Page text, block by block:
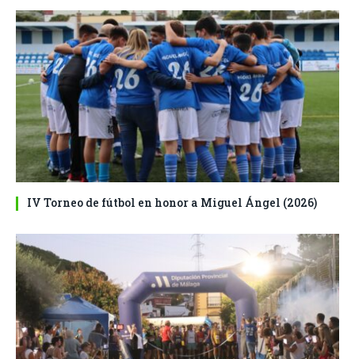
IV Torneo de fútbol en honor a Miguel Ángel (2026)